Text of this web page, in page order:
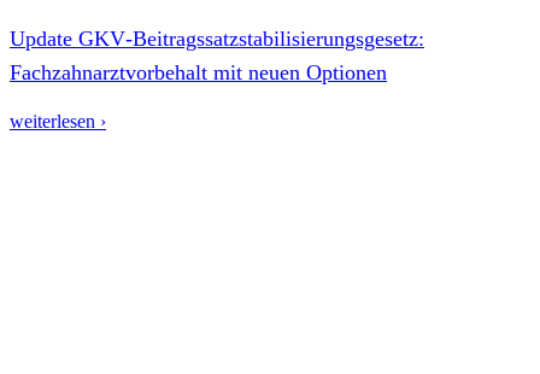
Update GKV‑Beitragssatzstabilisierungsgesetz:
Fachzahnarztvorbehalt mit neuen Optionen
weiterlesen ›